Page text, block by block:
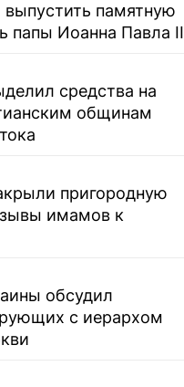
памятную
папы Иоанна Павла II
средства на
общинам
пригородную
имамов к
обсудил
с иерархом